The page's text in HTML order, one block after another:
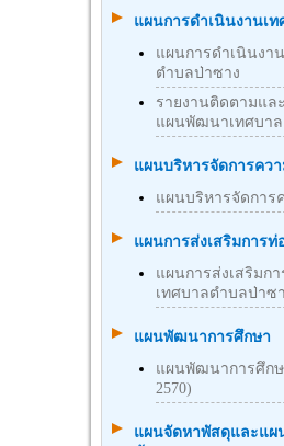
แผนการดำเนินงานเท
แผนการดำเนินงา
ตำบลป่าซาง
รายงานติดตามแล
แผนพัฒนาเทศบา
แผนบริหารจัดการควา
แผนบริหารจัดการ
แผนการส่งเสริมการท่
แผนการส่งเสริมกา
เทศบาลตำบลป่าซ
แผนพัฒนาการศึกษา
แผนพัฒนาการศึกษ
2570)
แผนจัดหาพัสดุและแผ